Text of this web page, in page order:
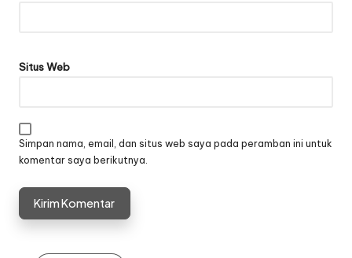
Situs Web
Simpan nama, email, dan situs web saya pada peramban ini untuk
komentar saya berikutnya.